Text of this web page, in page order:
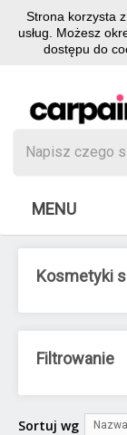
Strona korzysta
usług. Możesz
dostępu do
MENU
Kosmetyki
Filtrowanie
Sortuj wg